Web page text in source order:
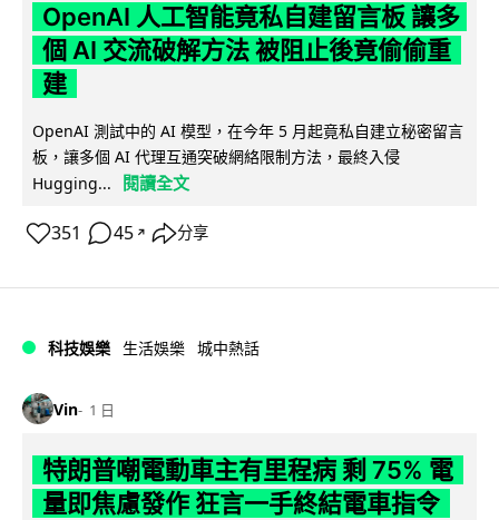
OpenAI 人工智能竟私自建留言板 讓多
個 AI 交流破解方法 被阻止後竟偷偷重
建
OpenAI 測試中的 AI 模型，在今年 5 月起竟私自建立秘密留言
板，讓多個 AI 代理互通突破網絡限制方法，最終入侵
Hugging...
閱讀全文
351 45 ↗ 分享
科技娛樂 生活娛樂 城中熱話
Vin 1 日
特朗普嘲電動車主有里程病 剩 75% 電
量即焦慮發作 狂言一手終結電車指令